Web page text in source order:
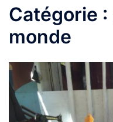
Catégorie :
monde